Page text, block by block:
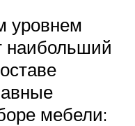
уровнем
наибольший
мебели: